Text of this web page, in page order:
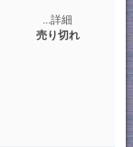
...詳細
売り切れ